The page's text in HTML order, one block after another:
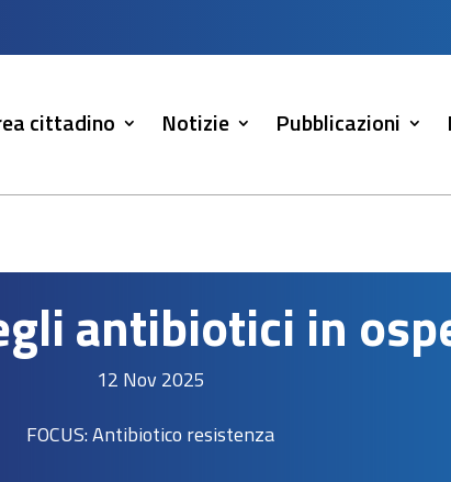
cittadino Notizie Pubblicazioni
antibiotici in
12 Nov 2025
FOCUS: Antibiotico resistenza